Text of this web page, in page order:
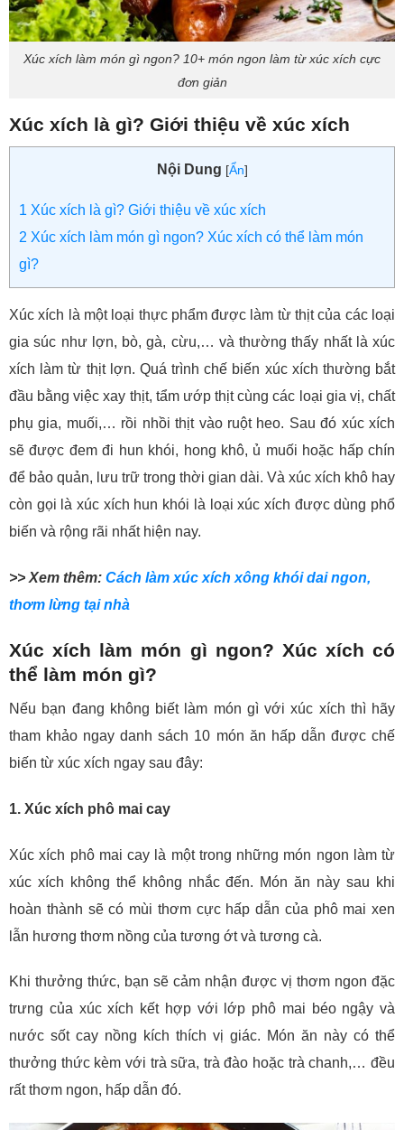
Xúc xích làm món gì ngon? 10+ món ngon làm từ xúc xích cực
đơn giản
Xúc xích là gì? Giới thiệu về xúc xích
Nội Dung [Ẩn]
1 Xúc xích là gì? Giới thiệu về xúc xích
2 Xúc xích làm món gì ngon? Xúc xích có thể làm món
gì?
Xúc xích là một loại thực phẩm được làm từ thịt của các loại
gia súc như lợn, bò, gà, cừu,… và thường thấy nhất là xúc
xích làm từ thịt lợn. Quá trình chế biến xúc xích thường bắt
đầu bằng việc xay thịt, tẩm ướp thịt cùng các loại gia vị, chất
phụ gia, muối,… rồi nhồi thịt vào ruột heo. Sau đó xúc xích
sẽ được đem đi hun khói, hong khô, ủ muối hoặc hấp chín
để bảo quản, lưu trữ trong thời gian dài. Và xúc xích khô hay
còn gọi là xúc xích hun khói là loại xúc xích được dùng phổ
biến và rộng rãi nhất hiện nay.
>> Xem thêm: Cách làm xúc xích xông khói dai ngon,
thơm lừng tại nhà
Xúc xích làm món gì ngon? Xúc xích có
thể làm món gì?
Nếu bạn đang không biết làm món gì với xúc xích thì hãy
tham khảo ngay danh sách 10 món ăn hấp dẫn được chế
biến từ xúc xích ngay sau đây:
1. Xúc xích phô mai cay
Xúc xích phô mai cay là một trong những món ngon làm từ
xúc xích không thể không nhắc đến. Món ăn này sau khi
hoàn thành sẽ có mùi thơm cực hấp dẫn của phô mai xen
lẫn hương thơm nồng của tương ớt và tương cà.
Khi thưởng thức, bạn sẽ cảm nhận được vị thơm ngon đặc
trưng của xúc xích kết hợp với lớp phô mai béo ngậy và
nước sốt cay nồng kích thích vị giác. Món ăn này có thể
thưởng thức kèm với trà sữa, trà đào hoặc trà chanh,… đều
rất thơm ngon, hấp dẫn đó.